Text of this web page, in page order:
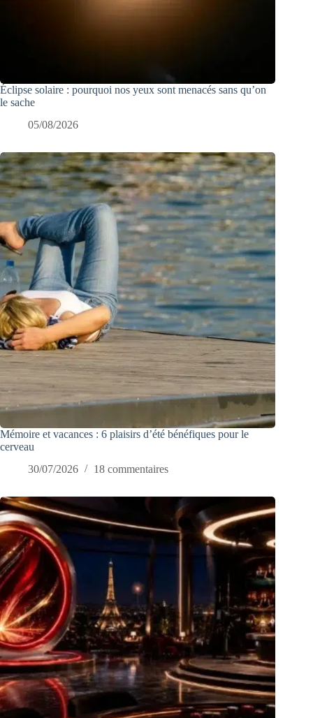
Éclipse solaire : pourquoi nos yeux sont menacés sans qu’on
le sache
05/08/2026
Mémoire et vacances : 6 plaisirs d’été bénéfiques pour le
cerveau
30/07/2026
18 commentaires